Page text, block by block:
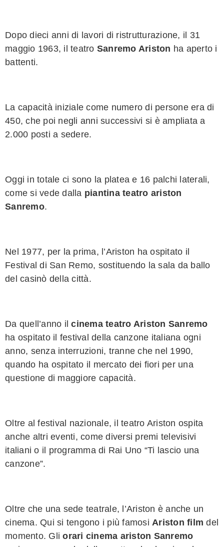
Dopo dieci anni di lavori di ristrutturazione, il 31
maggio 1963, il teatro Sanremo Ariston ha aperto i
battenti.
La capacità iniziale come numero di persone era di
450,che poi negli anni successivi si è ampliata a
2.000 posti a sedere.
Oggi in totale ci sono la platea e 16 palchi laterali,
come si vede dalla piantina teatro ariston
Sanremo.
Nel 1977, per la prima, l’Ariston haospitato il
Festival di San Remo, sostituendo la sala da ballo
del casinò della città.
Da quell’anno ilcinema teatro Ariston Sanremo
ha ospitato il festival della canzone italiana ogni
anno, senza interruzioni, tranne che nel 1990,
quando ha ospitato il mercato dei fiori per una
questione di maggiore capacità.
Oltre alfestival nazionale, il teatro Ariston ospita
anche altri eventi, come diversi premi televisivi
italiani o il programma di Rai Uno “Ti lascio una
canzone”.
Oltre che una sede teatrale, l’Ariston è anche un
cinema. Qui si tengono i più famosi Ariston film del
momento. Gliorari cinema ariston Sanremo